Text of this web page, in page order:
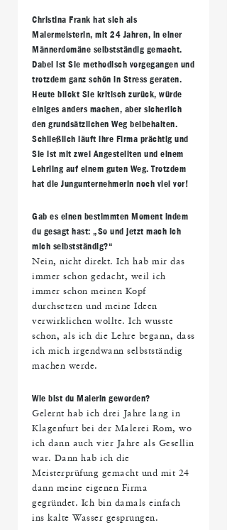
Christina Frank hat sich als
Malermeisterin, mit 24 Jahren, in einer
Männerdomäne selbstständig gemacht.
Dabei ist Sie methodisch vorgegangen und
trotzdem ganz schön in Stress geraten.
Heute blickt Sie kritisch zurück, würde
einiges anders machen, aber sicherlich
den grundsätzlichen Weg beibehalten.
Schließlich läuft ihre Firma prächtig und
Sie ist mit zwei Angestellten und einem
Lehrling auf einem guten Weg. Trotzdem
hat die Jungunternehmerin noch viel vor!
Gab es einen bestimmten Moment indem
du gesagt hast: „So und jetzt mach ich
mich selbstständig?“
Nein, nicht direkt. Ich hab mir das
immer schon gedacht, weil ich
immer schon meinen Kopf
durchsetzen und meine Ideen
verwirklichen wollte. Ich wusste
schon, als ich die Lehre begann, dass
ich mich irgendwann selbstständig
machen werde.
Wie bist du Malerin geworden?
Gelernt hab ich drei Jahre lang in
Klagenfurt bei der Malerei Rom, wo
ich dann auch vier Jahre als Gesellin
war. Dann hab ich die
Meisterprüfung gemacht und mit 24
dann meine eigenen Firma
gegründet. Ich bin damals einfach
ins kalte Wasser gesprungen.